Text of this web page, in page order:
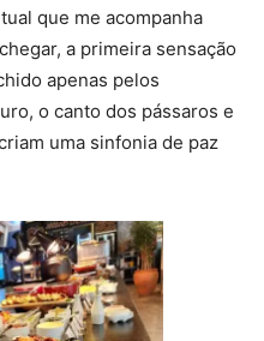
que me acompanha
a primeira sensação
apenas pelos
o canto dos pássaros e
uma sinfonia de paz